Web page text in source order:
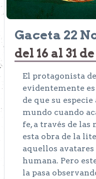
Gaceta 22
del 16 al 31
El protagonista de
evidentemente
de que su
mundo cuando
fe, a través de las
esta obra de la
aquellos
humana. Pero
la pasa